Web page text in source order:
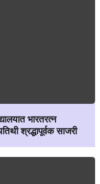
भारतरत्न
श्रद्धापूर्वक साजरी